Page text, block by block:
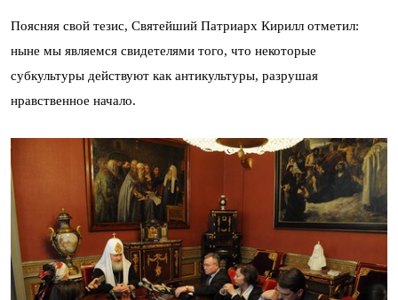
Поясняя свой тезис, Святейший Патриарх Кирилл отметил:
ныне мы являемся свидетелями того, что некоторые
субкультуры действуют как антикультуры, разрушая
нравственное начало.